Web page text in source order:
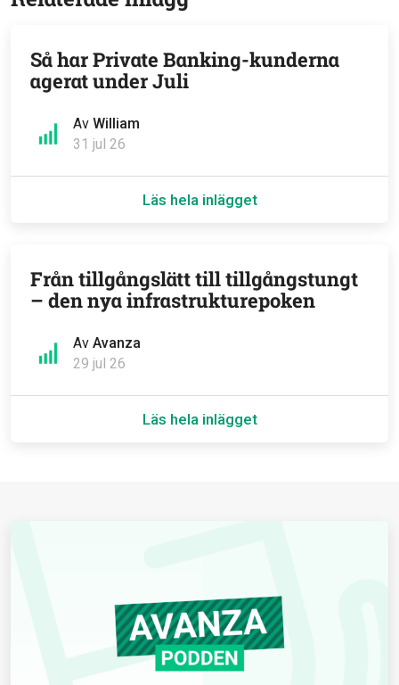
Av William
31 jul 26
Så har Private Banking-kunderna
agerat under Juli
Läs hela inlägget
Av Avanza
29 jul 26
Från tillgångslätt till tillgångstungt
– den nya infrastrukturepoken
Läs hela inlägget